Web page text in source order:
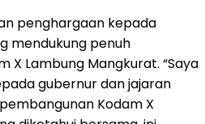
penghargaan kepada
mendukung penuh
X Lambung Mangkurat. “Saya
gubernur dan jajaran
Kodam X